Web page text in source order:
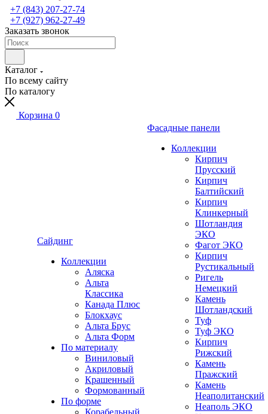
+7 (843) 207-27-74
+7 (927) 962-27-49
Заказать звонок
Каталог
По всему сайту
По каталогу
Корзина 0
Сайдинг
Коллекции
Аляска
Альта
Классика
Канада Плюс
Блокхаус
Альта Брус
Альта Форм
По материалу
Виниловый
Акриловый
Крашенный
Формованный
По форме
Корабельный
Фасадные панели
Коллекции
Кирпич
Прусский
Кирпич
Балтийский
Кирпич
Клинкерный
Шотландия
ЭКО
Фагот ЭКО
Кирпич
Рустикальный
Ригель
Немецкий
Камень
Шотландский
Туф
Туф ЭКО
Кирпич
Рижский
Камень
Пражский
Камень
Неаполитанский
Неаполь ЭКО